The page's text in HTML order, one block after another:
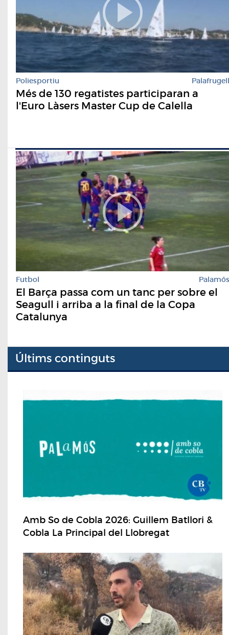
Poliesportiu Palafrugell
Més de 130 regatistes participaran a
l'Euro Làsers Master Cup de Calella
Futbol Palamós
El Barça passa com un tanc per sobre el
Seagull i arriba a la final de la Copa
Catalunya
Últims continguts
Amb So de Cobla 2026: Guillem Batllori &
Cobla La Principal del Llobregat